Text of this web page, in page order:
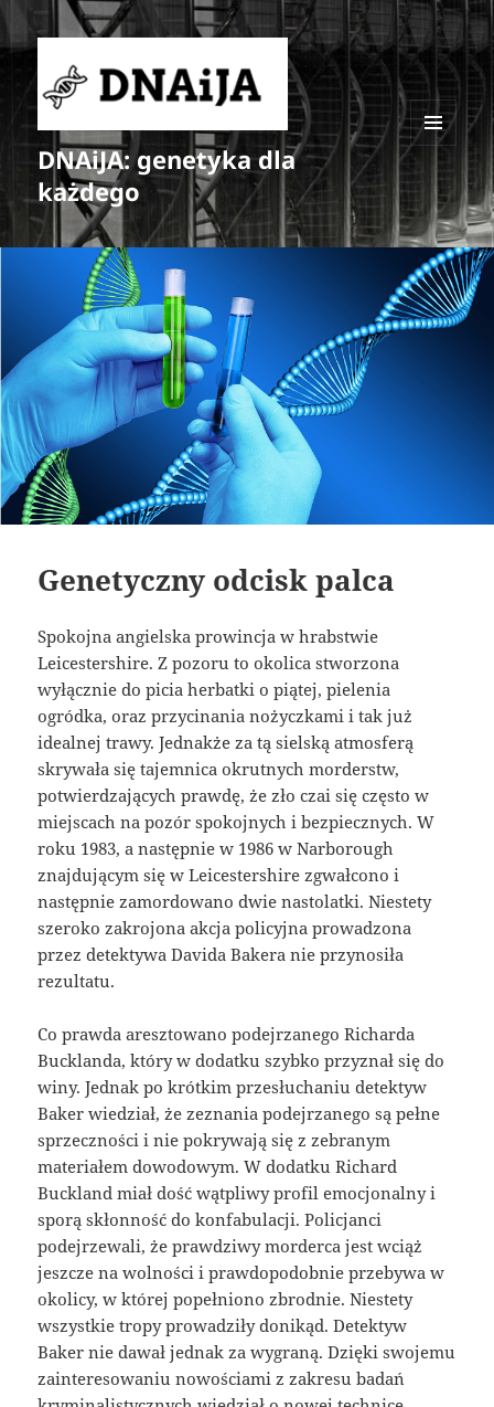
DNAiJA: genetyka dla
każdego
MENU
WIDGETY
Genetyczny odcisk palca
Spokojna angielska prowincja w hrabstwie
Leicestershire. Z pozoru to okolica stworzona
wyłącznie do picia herbatki o piątej, pielenia
ogródka, oraz przycinania nożyczkami i tak już
idealnej trawy. Jednakże za tą sielską atmosferą
skrywała się tajemnica okrutnych morderstw,
potwierdzających prawdę, że zło czai się często w
miejscach na pozór spokojnych i bezpiecznych. W
roku 1983, a następnie w 1986 w Narborough
znajdującym się w Leicestershire zgwałcono i
następnie zamordowano dwie nastolatki. Niestety
szeroko zakrojona akcja policyjna prowadzona
przez detektywa Davida Bakera nie przynosiła
rezultatu.
Co prawda aresztowano podejrzanego Richarda
Bucklanda, który w dodatku szybko przyznał się do
winy. Jednak po krótkim przesłuchaniu detektyw
Baker wiedział, że zeznania podejrzanego są pełne
sprzeczności i nie pokrywają się z zebranym
materiałem dowodowym. W dodatku Richard
Buckland miał dość wątpliwy profil emocjonalny i
sporą skłonność do konfabulacji. Policjanci
podejrzewali, że prawdziwy morderca jest wciąż
jeszcze na wolności i prawdopodobnie przebywa w
okolicy, w której popełniono zbrodnie. Niestety
wszystkie tropy prowadziły donikąd. Detektyw
Baker nie dawał jednak za wygraną. Dzięki swojemu
zainteresowaniu nowościami z zakresu badań